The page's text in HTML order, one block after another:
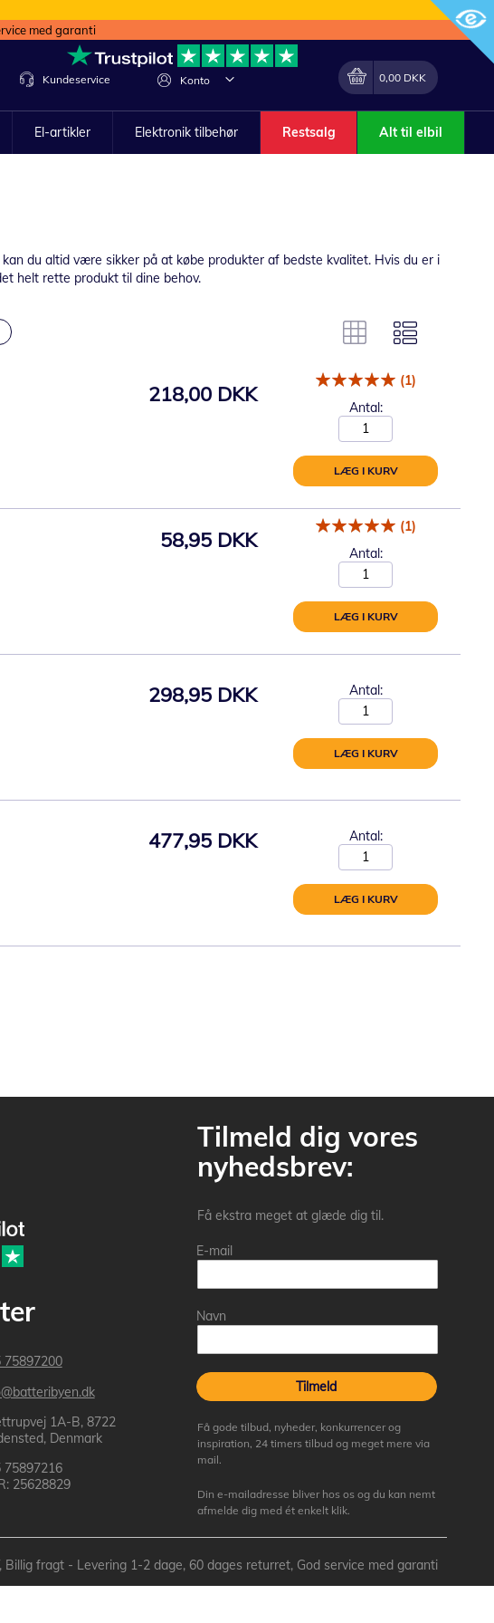
med garanti
Konto
Lave
Min indkøbskurv
0,00 DKK
Kundeservice
El-artikler Elektronik tilbehør Restsalg Alt til elbil
du altid være sikker på at købe produkter af bedste kvalitet. Hvis du er i
helt rette produkt til dine behov.
218,00 DKK
(1)
Antal:
LÆG I KURV
58,95 DKK
(1)
Antal:
LÆG I KURV
298,95 DKK Antal:
LÆG I KURV
477,95 DKK Antal:
LÆG I KURV
75897200
1A-B, 8722
Denmark
75897216
25628829
Tilmeld dig vores
nyhedsbrev:
Få ekstra meget at glæde dig til.
E-mail
Navn
Tilmeld
Få gode tilbud, nyheder, konkurrencer og
inspiration, 24 timers tilbud og meget mere via
mail.
Din e-mailadresse bliver hos os og du kan nemt
afmelde dig med ét enkelt klik.
Billig fragt - Levering 1-2 dage, 60 dages returret, God service med garanti